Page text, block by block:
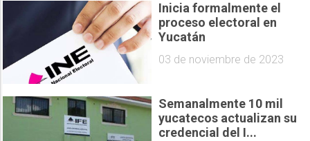
Inicia formalmente el
proceso electoral en
Yucatán
03 de noviembre de 2023
Semanalmente 10 mil
yucatecos actualizan su
credencial del I...